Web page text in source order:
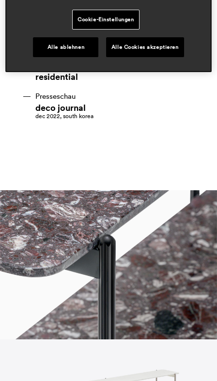
sebastian herkner
Bereiche
residential
Presseschau
deco journal
dec 2022, south korea
Cookie-Einstellungen
Alle ablehnen Alle Cookies akzeptieren